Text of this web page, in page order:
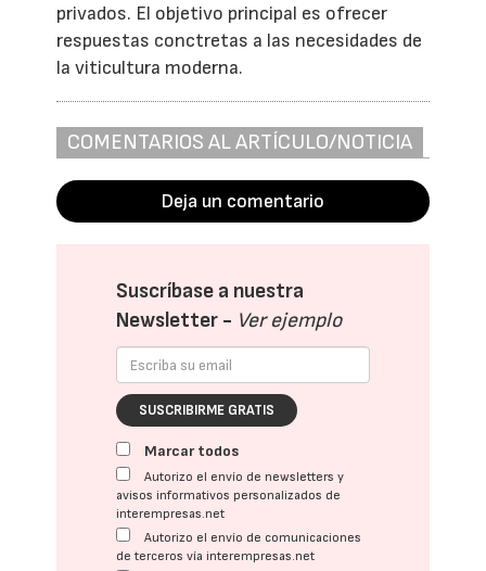
privados. El objetivo principal es ofrecer
respuestas conctretas a las necesidades de
la viticultura moderna.
COMENTARIOS AL ARTÍCULO/NOTICIA
Deja un comentario
Suscríbase a nuestra
Newsletter - Ver ejemplo
SUSCRIBIRME GRATIS
Marcar todos
Autorizo el envío de newsletters y
avisos informativos personalizados de
interempresas.net
Autorizo el envío de comunicaciones
de terceros vía interempresas.net